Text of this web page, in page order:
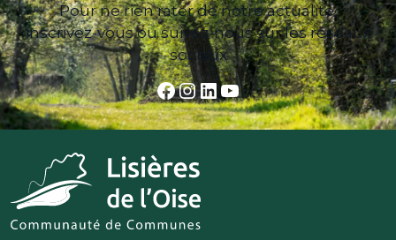
Pour ne rien rater de notre actualité,
inscrivez-vous ou suivez-nous sur les réseaux
sociaux
Facebook
Instagram
LinkedIn
YouTube